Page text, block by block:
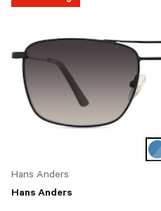
Hans Anders
Hans Anders